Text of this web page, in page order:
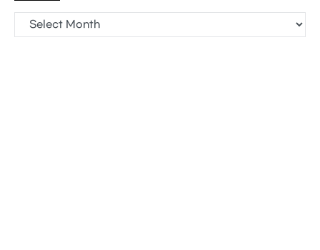
Archives